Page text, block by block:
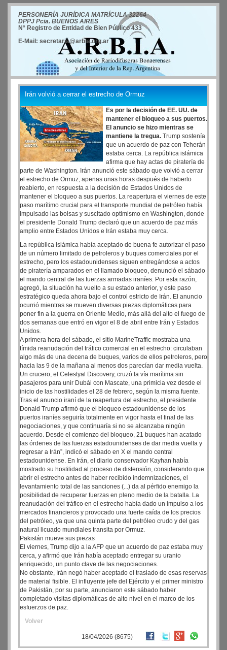
PERSONERÍA JURÍDICA MATRÍCULA 32264
DPPJ Pcia. BUENOS AIRES
N° Registro de Entidad de Bien Público 433
E-Mail: secretaria@arbia.org.ar
Irán volvió a cerrar el estrecho de Ormuz
Es por la decisión de EE. UU. de
mantener el bloqueo a sus puertos.
El anuncio se hizo mientras se
mantiene la tregua. Trump sostenía
que un acuerdo de paz con Teherán
estaba cerca. La república islámica
afirma que hay actas de piratería de
parte de Washington. Irán anunció este sábado que volvió a cerrar
el estrecho de Ormuz, apenas unas horas después de haberlo
reabierto, en respuesta a la decisión de Estados Unidos de
mantener el bloqueo a sus puertos. La reapertura el viernes de este
paso marítimo crucial para el transporte mundial de petróleo había
impulsado las bolsas y suscitado optimismo en Washington, donde
el presidente Donald Trump declaró que un acuerdo de paz más
amplio entre Estados Unidos e Irán estaba muy cerca.
La república islámica había aceptado de buena fe autorizar el paso
de un número limitado de petroleros y buques comerciales por el
estrecho, pero los estadounidenses siguen entregándose a actos
de piratería amparados en el llamado bloqueo, denunció el sábado
el mando central de las fuerzas armadas iraníes. Por esta razón,
agregó, la situación ha vuelto a su estado anterior, y este paso
estratégico queda ahora bajo el control estricto de Irán. El anuncio
ocurrió mientras se mueven diversas piezas diplomáticas para
poner fin a la guerra en Oriente Medio, más allá del alto el fuego de
dos semanas que entró en vigor el 8 de abril entre Irán y Estados
Unidos.
A primera hora del sábado, el sitio MarineTraffic mostraba una
tímida reanudación del tráfico comercial en el estrecho: circulaban
algo más de una decena de buques, varios de ellos petroleros, pero
hacia las 9 de la mañana al menos dos parecían dar media vuelta.
Un crucero, el Celestyal Discovery, cruzó la vía marítima sin
pasajeros para unir Dubái con Mascate, una primicia vez desde el
inicio de las hostilidades el 28 de febrero, según la misma fuente.
Tras el anuncio iraní de la reapertura del estrecho, el presidente
Donald Trump afirmó que el bloqueo estadounidense de los
puertos iraníes seguiría totalmente en vigor hasta el final de las
negociaciones, y que continuaría si no se alcanzaba ningún
acuerdo. Desde el comienzo del bloqueo, 21 buques han acatado
las órdenes de las fuerzas estadounidenses de dar media vuelta y
regresar a Irán”, indicó el sábado en X el mando central
estadounidense. En Irán, el diario conservador Kayhan había
mostrado su hostilidad al proceso de distensión, considerando que
abrir el estrecho antes de haber recibido indemnizaciones, el
levantamiento total de las sanciones (...) da al pérfido enemigo la
posibilidad de recuperar fuerzas en pleno medio de la batalla. La
reanudación del tráfico en el estrecho había dado un impulso a los
mercados financieros y provocado una fuerte caída de los precios
del petróleo, ya que una quinta parte del petróleo crudo y del gas
natural licuado mundiales transita por Ormuz.
Pakistán mueve sus piezas
El viernes, Trump dijo a la AFP que un acuerdo de paz estaba muy
cerca, y afirmó que Irán había aceptado entregar su uranio
enriquecido, un punto clave de las negociaciones.
No obstante, Irán negó haber aceptado el traslado de esas reservas
de material fisible. El influyente jefe del Ejército y el primer ministro
de Pakistán, por su parte, anunciaron este sábado haber
completado visitas diplomáticas de alto nivel en el marco de los
esfuerzos de paz.
Volver
18/04/2026 (8675)